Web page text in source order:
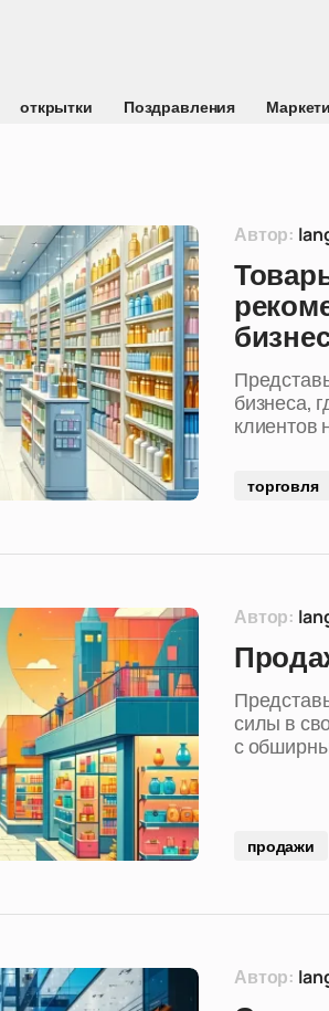
открытки Поздравления
Автор:
бизнеса,
клиентов
торговля
Автор:
силы в
с
продажи
Автор: